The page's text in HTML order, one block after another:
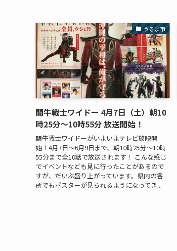
うるま市
闘牛戦士ワイドー 4月7日（土）朝10
時25分〜10時55分 放送開始！
闘牛戦士ワイドーがいよいよテレビ放映開
始！4月7日〜6月9日まで、朝10時25分〜10時
55分まで全10話で放送されます！ こんな感じ
でイベントなども見に行ったことがあるので
すが、だいぶ盛り上がっています。県内の各
所でもポスターが見られるようになってき...